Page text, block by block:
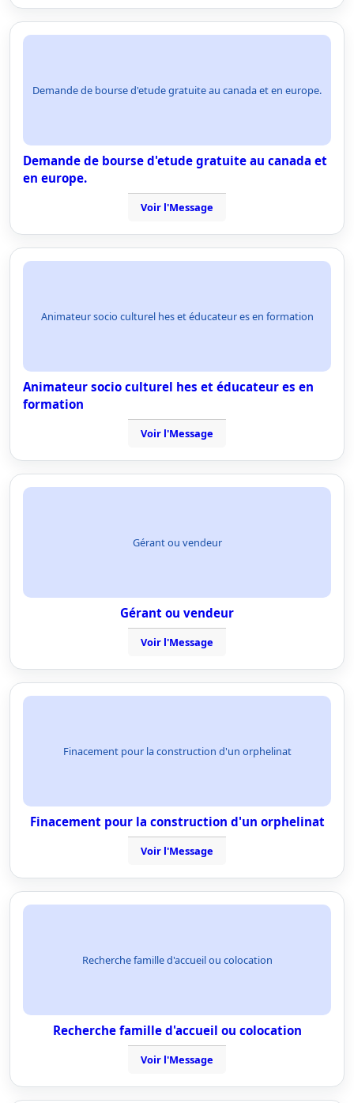
Demande de bourse d'etude gratuite au canada et en europe.
Demande de bourse d'etude gratuite au canada et
en europe.
Voir l'Message
Animateur socio culturel hes et éducateur es en formation
Animateur socio culturel hes et éducateur es en
formation
Voir l'Message
Gérant ou vendeur
Gérant ou vendeur
Voir l'Message
Finacement pour la construction d'un orphelinat
Finacement pour la construction d'un orphelinat
Voir l'Message
Recherche famille d'accueil ou colocation
Recherche famille d'accueil ou colocation
Voir l'Message